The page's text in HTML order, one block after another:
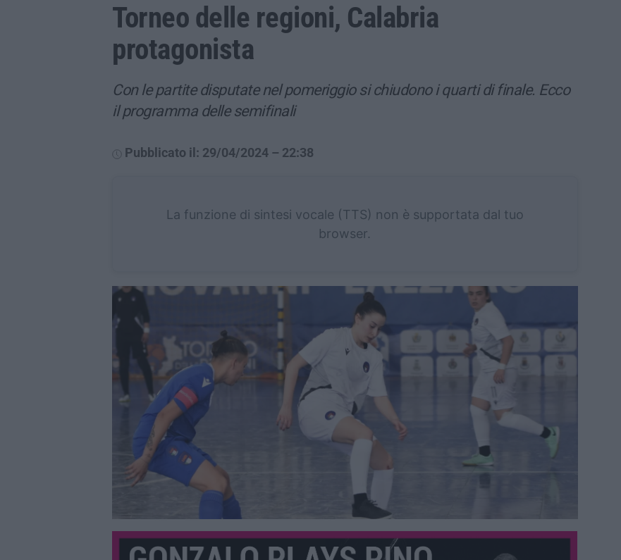
Torneo delle regioni, Calabria
protagonista
Con le partite disputate nel pomeriggio si chiudono i quarti di finale. Ecco
il programma delle semifinali
Pubblicato il: 29/04/2024 – 22:38
La funzione di sintesi vocale (TTS) non è supportata dal tuo
browser.